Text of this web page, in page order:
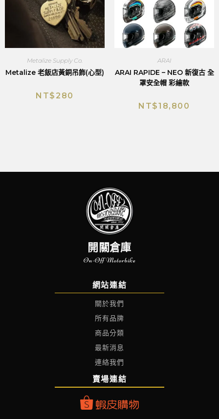
Metalize Supply Co.
Metalize 老飯店黃銅吊飾(心型)
NT$ 280
ARAI
ARAI RAPIDE – NEO 新復古 全
罩安全帽 彩繪款
NT$18,800
開關倉庫
On-Off Motorbike
網站連結
關於我們
所有品牌
商品分類
最新消息
連絡我們
賣場連結